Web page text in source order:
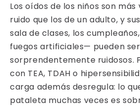
Los oídos de los niños son
ruido que los de un adulto, y
sala de clases, los
fuegos artificiales— pueden ser
sorprendentemente ruidosos.
con TEA, TDAH o
carga además desregula: lo
pataleta muchas veces es